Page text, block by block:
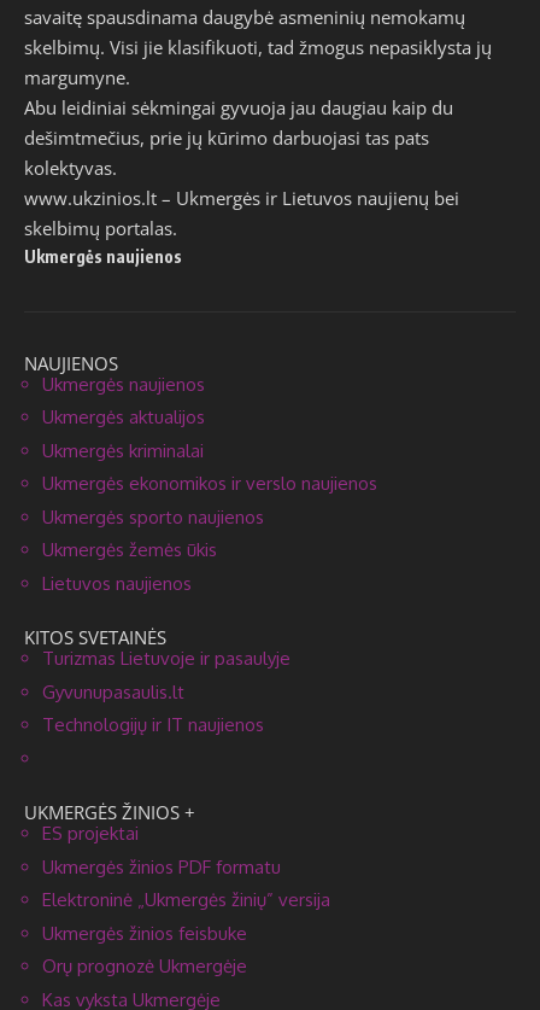
savaitę spausdinama daugybė asmeninių nemokamų
skelbimų. Visi jie klasifikuoti, tad žmogus nepasiklysta jų
margumyne.
Abu leidiniai sėkmingai gyvuoja jau daugiau kaip du
dešimtmečius, prie jų kūrimo darbuojasi tas pats
kolektyvas.
www.ukzinios.lt – Ukmergės ir Lietuvos naujienų bei
skelbimų portalas.
Ukmergės naujienos
NAUJIENOS
Ukmergės naujienos
Ukmergės aktualijos
Ukmergės kriminalai
Ukmergės ekonomikos ir verslo naujienos
Ukmergės sporto naujienos
Ukmergės žemės ūkis
Lietuvos naujienos
KITOS SVETAINĖS
Turizmas Lietuvoje ir pasaulyje
Gyvunupasaulis.lt
Technologijų ir IT naujienos
UKMERGĖS ŽINIOS +
ES projektai
Ukmergės žinios PDF formatu
Elektroninė „Ukmergės žinių” versija
Ukmergės žinios feisbuke
Orų prognozė Ukmergėje
Kas vyksta Ukmergėje